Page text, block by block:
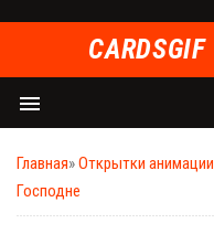
СARDSGIF
menu
Главная»Открытки анимации
Господне